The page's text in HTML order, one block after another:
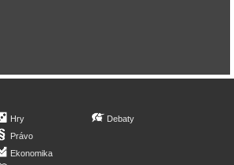
Hry
Právo
Ekonomika
Debaty